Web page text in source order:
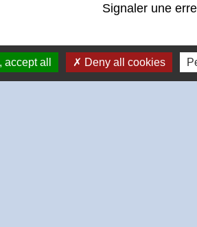
Signaler une
accept all Deny all cookies